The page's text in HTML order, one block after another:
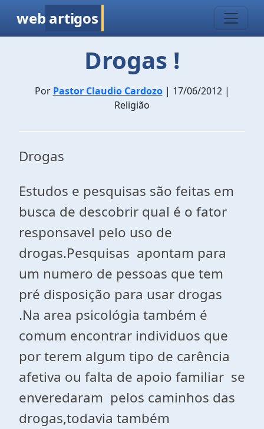
web artigos
Drogas !
Por Pastor Claudio Cardozo| 17/06/2012 |
Religião
Drogas
Estudos e pesquisas são feitas em
busca de descobrir qual é o fator
responsavel pelo uso de
drogas.Pesquisas apontam para
um numero de pessoas que tem
pré disposição para usar drogas
.Na area psicológia também é
comum encontrar individuos que
por terem algum tipo de carência
afetiva ou falta de apoio familiar se
enveredaram pelos caminhos das
drogas,todavia também